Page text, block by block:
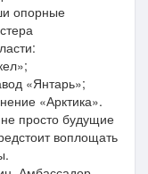
опорные
«Янтарь»;
«Арктика».
просто будущие
воплощать